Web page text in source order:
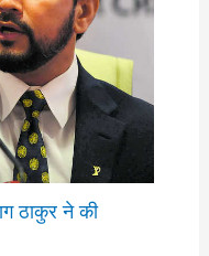
ठाकुर ने की